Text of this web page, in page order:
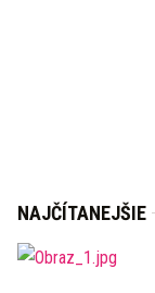
NAJČÍTANEJŠIE